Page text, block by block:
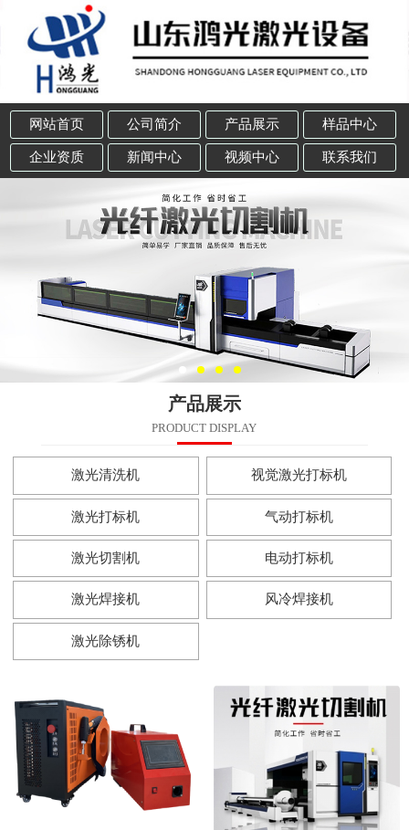
网站首页 公司简介 产品展示 样品中心
企业资质 新闻中心 视频中心 联系我们
产品展示
PRODUCT DISPLAY
激光清洗机 视觉激光打标机
激光打标机 气动打标机
激光切割机 电动打标机
激光焊接机 风冷焊接机
激光除锈机